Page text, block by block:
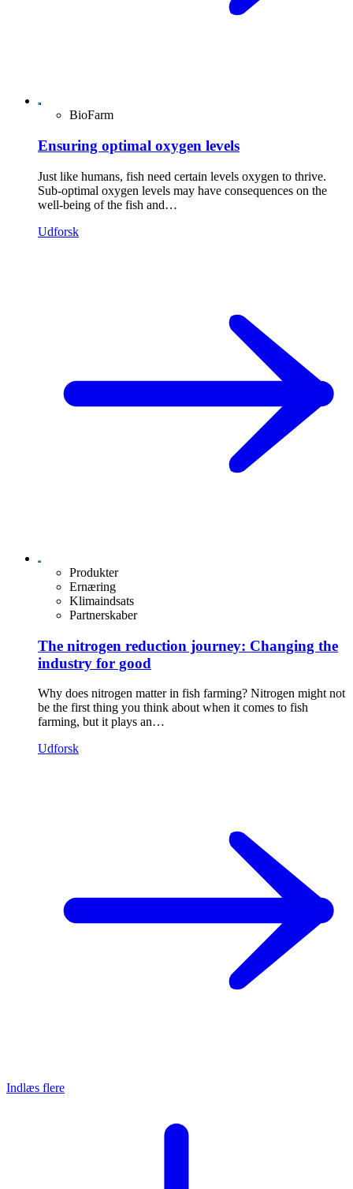
BioFarm
Ensuring optimal oxygen levels
Just like humans, fish need certain levels oxygen to thrive.
Sub-optimal oxygen levels may have consequences on the
well-being of the fish and…
Udforsk
Produkter
Ernæring
Klimaindsats
Partnerskaber
The nitrogen reduction journey: Changing the
industry for good
Why does nitrogen matter in fish farming? Nitrogen might not
be the first thing you think about when it comes to fish
farming, but it plays an…
Udforsk
Indlæs flere